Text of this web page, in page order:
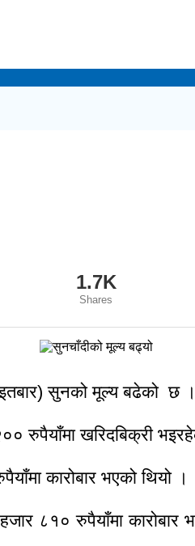
1.7K
Shares
सुनको मूल्य बढेको छ ।
खरिदबिक्री
कारोबार भएको थियो ।
८१० रुपैयाँमा